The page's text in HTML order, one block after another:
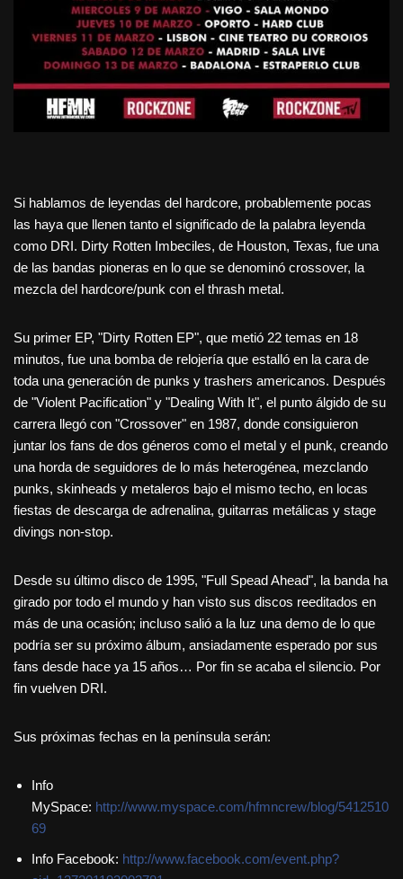
Si hablamos de leyendas del hardcore, probablemente pocas
las haya que llenen tanto el significado de la palabra leyenda
como DRI. Dirty Rotten Imbeciles, de Houston, Texas, fue una
de las bandas pioneras en lo que se denominó crossover, la
mezcla del hardcore/punk con el thrash metal.
Su primer EP, "Dirty Rotten EP", que metió 22 temas en 18
minutos, fue una bomba de relojería que estalló en la cara de
toda una generación de punks y trashers americanos. Después
de "Violent Pacification" y "Dealing With It", el punto álgido de su
carrera llegó con "Crossover" en 1987, donde consiguieron
juntar los fans de dos géneros como el metal y el punk, creando
una horda de seguidores de lo más heterogénea, mezclando
punks, skinheads y metaleros bajo el mismo techo, en locas
fiestas de descarga de adrenalina, guitarras metálicas y stage
divings non-stop.
Desde su último disco de 1995, "Full Spead Ahead", la banda ha
girado por todo el mundo y han visto sus discos reeditados en
más de una ocasión; incluso salió a la luz una demo de lo que
podría ser su próximo álbum, ansiadamente esperado por sus
fans desde hace ya 15 años… Por fin se acaba el silencio. Por
fin vuelven DRI.
Sus próximas fechas en la península serán:
Info
MySpace: http://www.myspace.com/hfmncrew/blog/5412510
69
Info Facebook: http://www.facebook.com/event.php?